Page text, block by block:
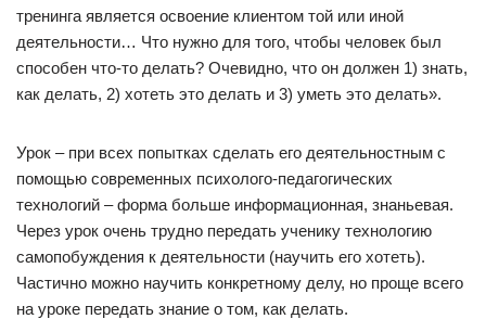
тренинга является освоение клиентом той или иной
деятельности… Что нужно для того, чтобы человек был
способен что-то делать? Очевидно, что он должен 1) знать,
как делать, 2) хотеть это делать и 3) уметь это делать».
Урок – при всех попытках сделать его деятельностным с
помощью современных психолого-педагогических
технологий – форма больше информационная, знаньевая.
Через урок очень трудно передать ученику технологию
самопобуждения к деятельности (научить его хотеть).
Частично можно научить конкретному делу, но проще всего
на уроке передать знание о том, как делать.